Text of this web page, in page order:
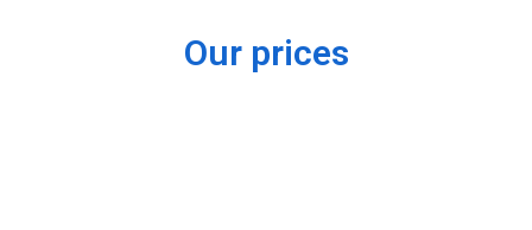
Our prices